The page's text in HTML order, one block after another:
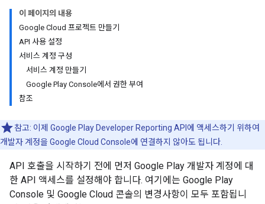
이 페이지의 내용
Google Cloud 프로젝트 만들기
API 사용 설정
서비스 계정 구성
서비스 계정 만들기
Google Play Console에서 권한 부여
참조
참고: 이제 Google Play Developer Reporting API에 액세스하기 위하여
개발자 계정을 Google Cloud Console에 연결하지 않아도 됩니다.
API 호출을 시작하기 전에 먼저 Google Play 개발자 계정에 대
한 API 액세스를 설정해야 합니다. 여기에는 Google Play
Console 및 Google Cloud 콘솔의 변경사항이 모두 포함됩니